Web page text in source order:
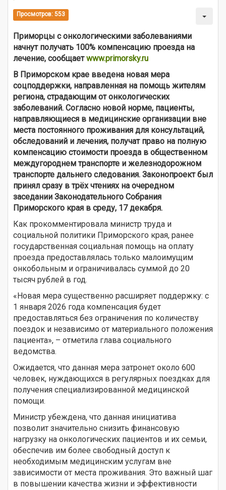
Просмотров: 553
Приморцы с онкологическими заболеваниями
начнут получать 100% компенсацию проезда на
лечение, сообщаетwww.primorsky.ru
В Приморском крае введена новая мера
соцподдержки, направленная на помощь жителям
региона, страдающим от онкологических
заболеваний. Согласно новой норме, пациенты,
направляющиеся в медицинские организации вне
места постоянного проживания для консультаций,
обследований и лечения, получат право на полную
компенсацию стоимости проезда в общественном
междугороднем транспорте и железнодорожном
транспорте дальнего следования. Законопроект был
принял сразу в трёх чтениях на очередном
заседании Законодательного Собрания
Приморского края в среду, 17 декабря.
Как прокомментировала министр труда и
социальной политики Приморского края, ранее
государственная социальная помощь на оплату
проезда предоставлялась только малоимущим
онкобольным и ограничивалась суммой до 20
тысяч рублей в год.
«Новая мера существенно расширяет поддержку: с
1 января 2026 года компенсация будет
предоставляться без ограничения по количеству
поездок и независимо от материального положения
пациента», – отметила глава социального
ведомства.
Ожидается, что данная мера затронет около 600
человек, нуждающихся в регулярных поездках для
получения специализированной медицинской
помощи.
Министр убеждена, что данная инициатива
позволит значительно снизить финансовую
нагрузку на онкологических пациентов и их семьи,
обеспечив им более свободный доступ к
необходимым медицинским услугам вне
зависимости от места проживания. Это важный шаг
в повышении качества жизни и эффективности